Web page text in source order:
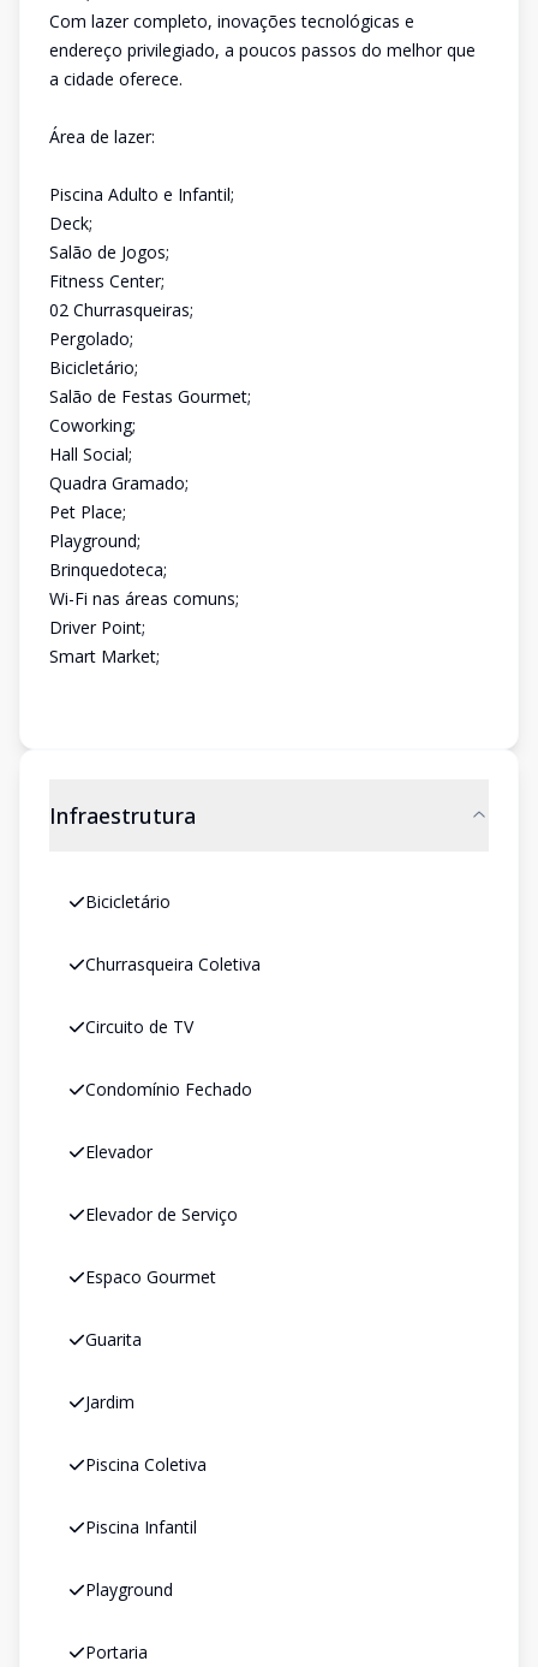
Com lazer completo, inovações tecnológicas e
endereço privilegiado, a poucos passos do melhor que
a cidade oferece.
Área de lazer:
Piscina Adulto e Infantil;
Deck;
Salão de Jogos;
Fitness Center;
02 Churrasqueiras;
Pergolado;
Bicicletário;
Salão de Festas Gourmet;
Coworking;
Hall Social;
Quadra Gramado;
Pet Place;
Playground;
Brinquedoteca;
Wi-Fi nas áreas comuns;
Driver Point;
Smart Market;
Infraestrutura
Bicicletário
Churrasqueira Coletiva
Circuito de TV
Condomínio Fechado
Elevador
Elevador de Serviço
Espaco Gourmet
Guarita
Jardim
Piscina Coletiva
Piscina Infantil
Playground
Portaria